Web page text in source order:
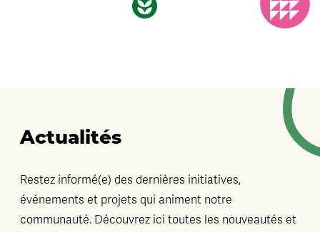
Actualités
Restez informé(e) des dernières initiatives,
événements et projets qui animent notre
communauté. Découvrez ici toutes les nouveautés et